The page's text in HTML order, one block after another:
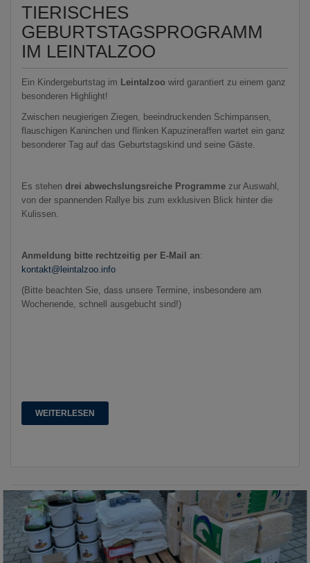
TIERISCHES
GEBURTSTAGSPROGRAMM
IM LEINTALZOO
Ein Kindergeburtstag im Leintalzoo wird garantiert zu einem ganz
besonderen Highlight!
Zwischen neugierigen Ziegen, beeindruckenden Schimpansen,
flauschigen Kaninchen und flinken Kapuzineraffen wartet ein ganz
besonderer Tag auf das Geburtstagskind und seine Gäste.
Es stehen drei abwechslungsreiche Programme zur Auswahl,
von der spannenden Rallye bis zum exklusiven Blick hinter die
Kulissen.
Anmeldung bitte rechtzeitig per E-Mail an:
kontakt@leintalzoo.info
(Bitte beachten Sie, dass unsere Termine, insbesondere am
Wochenende, schnell ausgebucht sind!)
WEITERLESEN